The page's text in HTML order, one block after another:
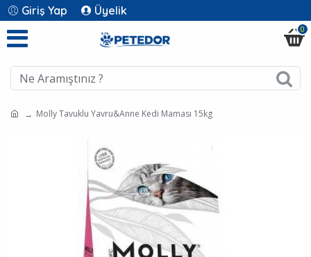
Giriş Yap Üyelik
0
Molly Tavuklu Yavru&Anne Kedi Maması 15kg